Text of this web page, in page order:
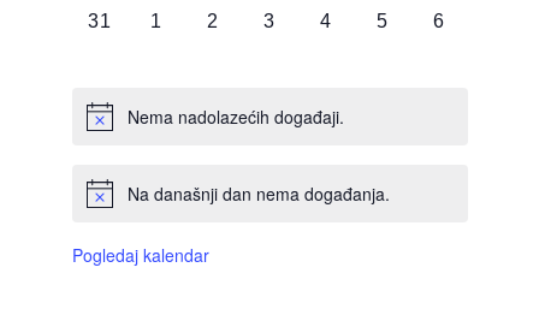
0
31
0
1
0
2
0
3
0
4
0
5
0
6
Nema nadolazećih događaji.
Na današnji dan nema događanja.
Pogledaj kalendar